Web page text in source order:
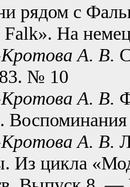
рядом с
Falk». На
А. В.
№ 10
А. В.
А. В.
Из цикла